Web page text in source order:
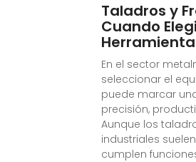
Taladros y
Cuando
En el sector
seleccionar el
puede marcar
precisión,
Aunque los
industriales
cumplen